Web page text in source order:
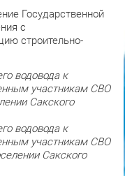
Государственной
с
строительно-
водовода к
участникам СВО
Сакского
водовода к
участникам СВО
Сакского